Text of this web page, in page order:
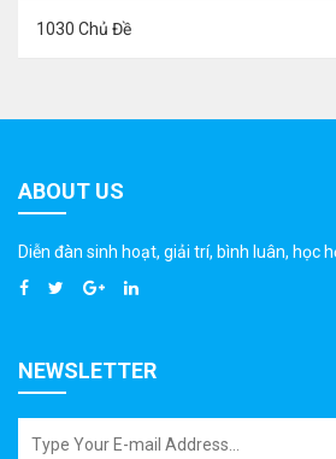
1030 Chủ Đề
ABOUT US
Diễn đàn sinh hoạt, giải trí, bình luân, học
NEWSLETTER